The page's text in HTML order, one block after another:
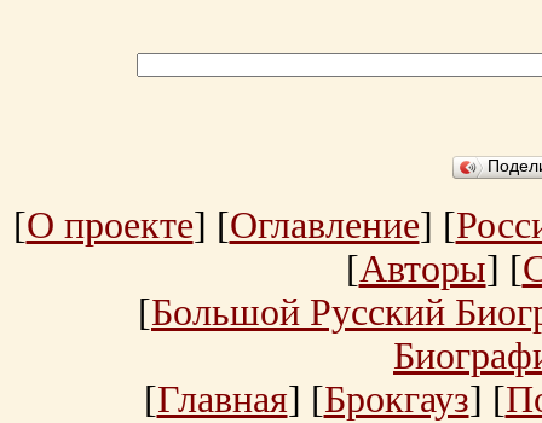
[О проекте] [Оглавление] [
[Авторы] [
[Большой Русский
[Главная] [Брокгауз] [